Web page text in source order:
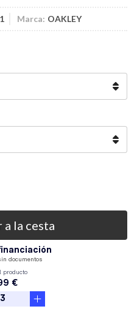
Marca: OAKLEY
a la cesta